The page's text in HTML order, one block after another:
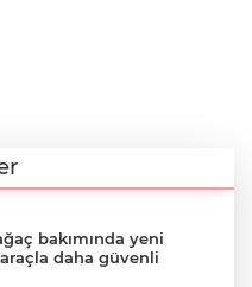
bakımında yeni
daha güvenli